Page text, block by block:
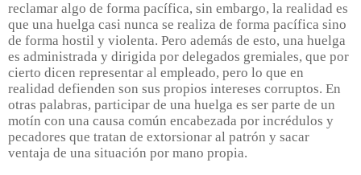
reclamar algo de forma pacífica, sin embargo, la realidad es
que una huelga casi nunca se realiza de forma pacífica sino
de forma hostil y violenta. Pero además de esto, una huelga
es administrada y dirigida por delegados gremiales, que por
cierto dicen representar al empleado, pero lo que en
realidad defienden son sus propios intereses corruptos. En
otras palabras, participar de una huelga es ser parte de un
motín con una causa común encabezada por incrédulos y
pecadores que tratan de extorsionar al patrón y sacar
ventaja de una situación por mano propia.